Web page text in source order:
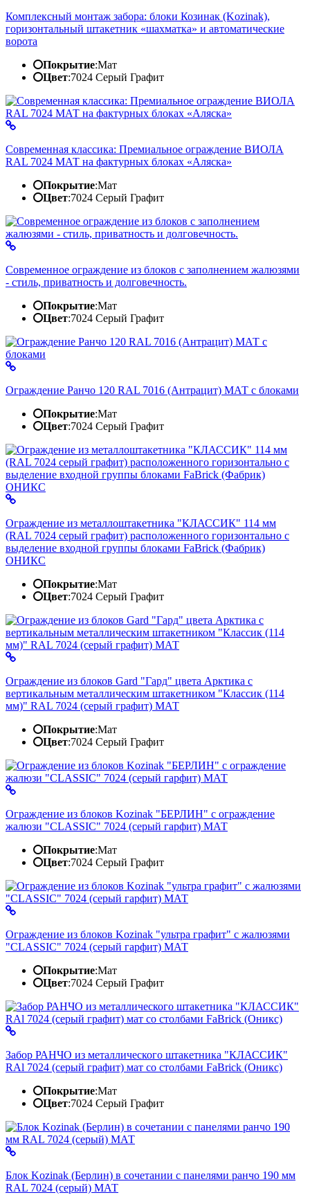
Комплексный монтаж забора: блоки Козинак (Kozinak),
горизонтальный штакетник «шахматка» и автоматические
ворота
Покрытие:Мат
Цвет:7024 Серый Графит
Современная классика: Премиальное ограждение ВИОЛА
RAL 7024 МАТ на фактурных блоках «Аляска»
Покрытие:Мат
Цвет:7024 Серый Графит
Современное ограждение из блоков с заполнением жалюзями
- стиль, приватность и долговечность.
Покрытие:Мат
Цвет:7024 Серый Графит
Ограждение Ранчо 120 RAL 7016 (Антрацит) МАТ с блоками
Покрытие:Мат
Цвет:7024 Серый Графит
Ограждение из металлоштакетника "КЛАССИК" 114 мм
(RAL 7024 серый графит) расположенного горизонтально с
выделение входной группы блоками FaBrick (Фабрик)
ОНИКС
Покрытие:Мат
Цвет:7024 Серый Графит
Ограждение из блоков Gard "Гард" цвета Арктика с
вертикальным металлическим штакетником "Классик (114
мм)" RAL 7024 (серый графит) МАТ
Покрытие:Мат
Цвет:7024 Серый Графит
Ограждение из блоков Kozinak "БЕРЛИН" c ограждение
жалюзи "CLASSIC" 7024 (серый гарфит) МАТ
Покрытие:Мат
Цвет:7024 Серый Графит
Ограждение из блоков Kozinak "ультра графит" c жалюзями
"CLASSIC" 7024 (серый гарфит) МАТ
Покрытие:Мат
Цвет:7024 Серый Графит
Забор РАНЧО из металлического штакетника "КЛАССИК"
RAl 7024 (серый графит) мат со столбами FaBrick (Оникс)
Покрытие:Мат
Цвет:7024 Серый Графит
Блок Kozinak (Берлин) в сочетании с панелями ранчо 190 мм
RAL 7024 (серый) МАТ